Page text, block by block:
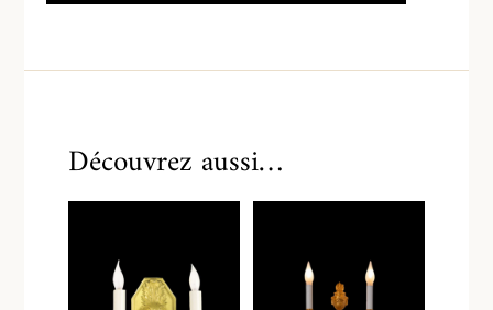
Découvrez aussi…